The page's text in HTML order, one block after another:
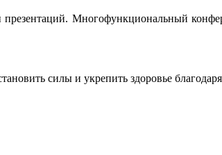
Многофункциональный
силы и укрепить здоровье